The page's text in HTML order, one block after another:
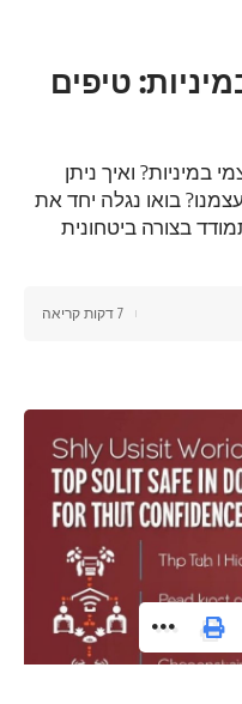
טיפים
ואיך ניתן
בואו נגלה יחד את
בצורה ביטחונית